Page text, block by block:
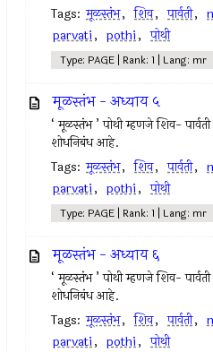
Tags: मूळस्तंभ, शिव, पार्वती,
parvati, pothi, पोथी
Type: PAGE | Rank: 1 | Lang: mr
मूळस्तंभ - अध्याय ५
‘ मूळस्तंभ ’ पोथी म्हणजे शिव-
शोधनिबंध आहे.
Tags: मूळस्तंभ, शिव, पार्वती,
parvati, pothi, पोथी
Type: PAGE | Rank: 1 | Lang: mr
मूळस्तंभ - अध्याय ६
‘ मूळस्तंभ ’ पोथी म्हणजे शिव-
शोधनिबंध आहे.
Tags: मूळस्तंभ, शिव, पार्वती,
parvati, pothi, पोथी